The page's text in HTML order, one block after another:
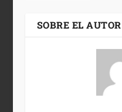
SOBRE EL AUTOR